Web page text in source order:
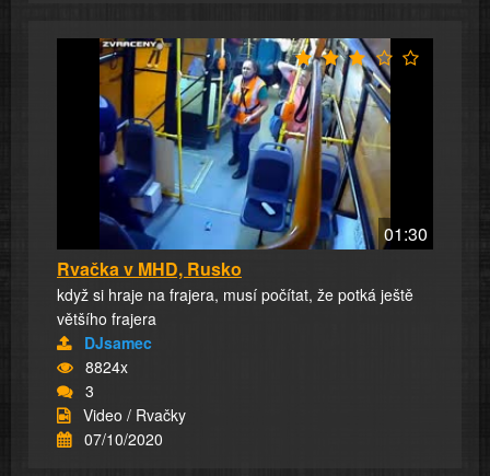
01:30
Rvačka v MHD, Rusko
když si hraje na frajera, musí počítat, že potká ještě
většího frajera
DJsamec
8824x
3
Video / Rvačky
07/10/2020